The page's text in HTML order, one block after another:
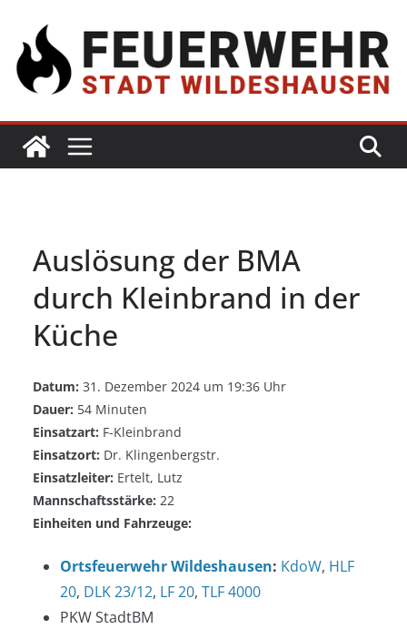
Auslösung der BMA
durch Kleinbrand in der
Küche
Datum: 31. Dezember 2024 um 19:36 Uhr
Dauer: 54 Minuten
Einsatzart: F-Kleinbrand
Einsatzort: Dr. Klingenbergstr.
Einsatzleiter: Ertelt, Lutz
Mannschaftsstärke: 22
Einheiten und Fahrzeuge:
Ortsfeuerwehr Wildeshausen: KdoW, HLF
20, DLK 23/12, LF 20, TLF 4000
PKW StadtBM